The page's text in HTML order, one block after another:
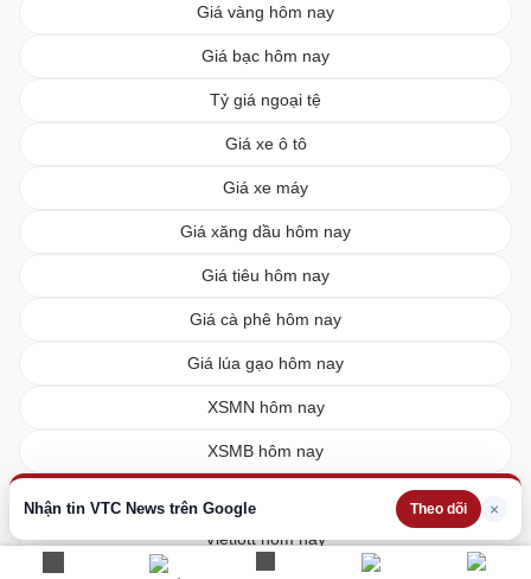
Nhận tin VTC News trên Google Theo dõi ×
Giá vàng hôm nay
Giá bạc hôm nay
Tỷ giá ngoại tệ
Giá xe ô tô
Giá xe máy
Giá xăng dầu hôm nay
Giá tiêu hôm nay
Giá cà phê hôm nay
Giá lúa gạo hôm nay
XSMN hôm nay
XSMB hôm nay
Vietlott hôm nay